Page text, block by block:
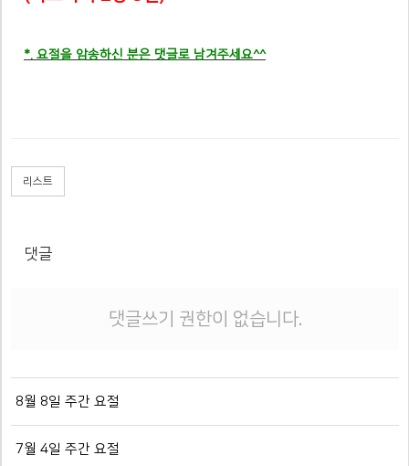
*. 요절을 암송하신 분은 댓글로 남겨주세요^^
리스트
댓글
댓글쓰기 권한이 없습니다.
8월 8일 주간 요절
7월 4일 주간 요절